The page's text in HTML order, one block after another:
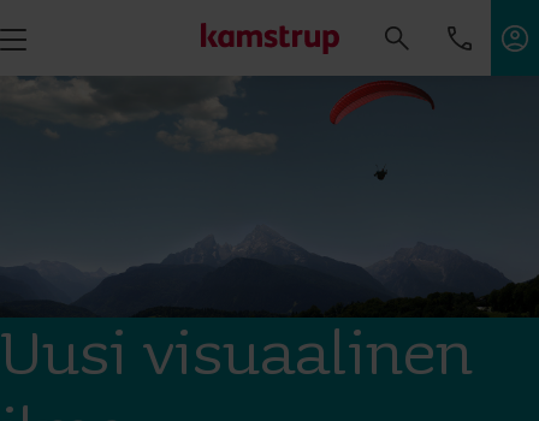
Uusi visuaalinen